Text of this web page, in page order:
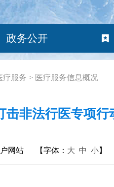
政务公开
疗服务 > 医疗服务信息概况
击非法行医专项行
网站 【字体： 大 中 小】